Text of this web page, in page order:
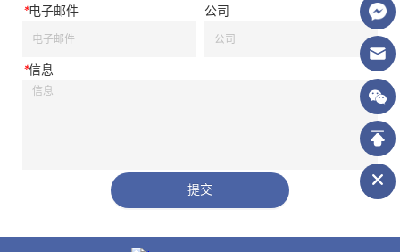
*电子邮件 公司
*信息
提交